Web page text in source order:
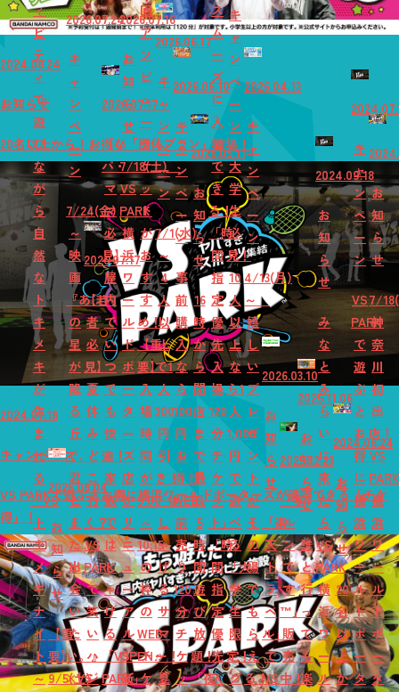
ィ
ビ
テ
ィ
で
遊
び
な
が
ら
自
然
な
ト
キ
メ
キ
が
生
ま
れ
る
『VS
ト
キ
メ
キ
ナ
イ
ト
～
2026.08.04
お
知
ら
せ
【重
要】
9/5(土)
2026.07.24
キ
ャ
ン
ペ
ー
ン
7/24(金)
～
映
画
『あ
の
星
が
降
る
丘
で、
君
と
ま
た
出
会
い
た
い。』
×VS
2026.07.17
【若
者
必
見】
夏
休
み
ど
こ
行
く？
VS
PARK
で
笑
い
ハ
ジ
2026.07.17
【パ
パ・
マ
マ
必
見】
屋
内
で
い
つ
で
も
快
適！
家
族
で
は
し
ゃ
げ
る
「VS
PARK」
2026.07.16
お
知
ら
せ
7/18(土)
VS
PARK
横
浜
ワ
ー
ル
ド
ポ
ー
タ
ー
ズ
店
が
リ
ニ
ュ
ー
ア
ル
OPEN♬
新
回
ア
ソ
ビ
ュ
ー
チ
ケ
ッ
ト
が
お
す
す
め！
【重
要】
入
場
時
間
が
9:00
～
10:15
の
枠
の
WEB
チ
ケ
2026.06.17
キ
ャ
ン
ペ
ー
ン
7/1(水)
～
4
人
以
上
で1
人
300
円
引
き！
「は
し
ゃ
げ
る
サ
マ
ー！
夏
2026.06.10
キ
ャ
ン
ペ
ー
ン
事
前
購
入
な
ら
100
円
お
得！
WEB
前
売
り
120
分
チ
ケ
ッ
2026.05.11
お
知
ら
せ
16
時
か
ら
閉
店
ま
で
最
長
5
時
間
遊
び
放
題！
「夜
ス
ム
ー
ズ
に
入
場
で
き
る！
「時
間
指
定
優
先
入
場
120
分
チ
ケ
ッ
ト」
「時
間
指
定
優
先
入
キ
ャ
ン
ペ
ー
ン
大
学
生
必
見！
10
人
以
上
な
ら1
人
1,000
円
で
遊
べ
る
「大
学
生
限
定！
グ
2026.04.13
キ
ャ
ン
ペ
ー
ン
4/13(月)
～
嬉
し
い
プ
レ
ゼ
ン
ト
が
そ
の
場
で
も
ら
え
る！
2026.03.10
お
知
ら
せ
「楽
天
ト
ラ
ベ
ル」
で
VS
2025.12.23
「写
ル
ン
で
す
™」
販
売
中！
2025.11.06
お
知
ら
せ
誰
と
行
っ
て
も
楽
2024.09.18
お
知
ら
せ
み
な
と
み
ら
い
に
来
た
ら
VS
PARK
横
浜
ワ
ー
ル
2024.08.24
お
知
ら
せ
20
名
以
上
か
キ
ャ
ン
ペ
ー
ン
VS
PARK
で
遊
ぶ
と
お
得
に
横
浜
ワ
ー
ル
ド
ポ
ー
タ
お
知
ら
せ
7/
神
奈
川
初
出
店！
VS
PARK
横
浜
ワ
ー
ル
ド
ポ
ー
タ
2024.08.24
お知らせ
20名以上から！お得な「団体プラン」登場！
2024.07.18
キャンペーン
VS PARKで遊ぶとお得に横浜ワールドポーターズが満喫できる「チケ
得」！